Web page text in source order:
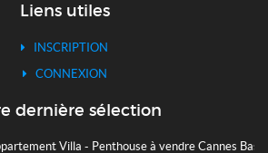
Liens utiles
INSCRIPTION
CONNEXION
dernière sélection
Villa - Penthouse à vendre Cannes